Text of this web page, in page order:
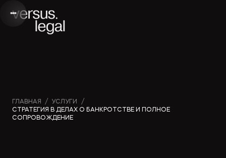
Интеллектуальная
собственность
Вебинары и
ГЛАВНАЯ / УСЛУГИ
/
СТРАТЕГИЯ В ДЕЛАХ О БАНКРОТСТВЕ И ПОЛНОЕ
СОПРОВОЖДЕНИЕ